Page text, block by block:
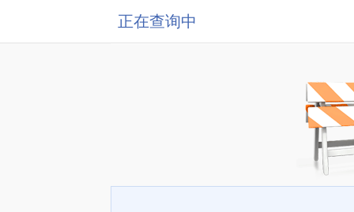
正在查询中